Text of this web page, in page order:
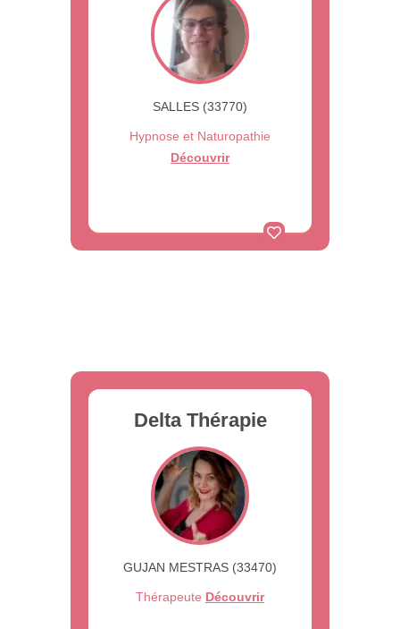
SALLES (33770)
Hypnose et Naturopathie
Découvrir
Delta Thérapie
GUJAN MESTRAS (33470)
Thérapeute Découvrir